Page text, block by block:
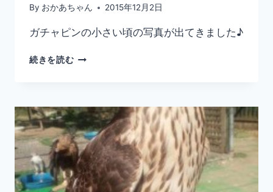
By おかあちゃん 2015年12月2日
ガチャピンの小さい頃の写真が出てきました♪
続きを読むシ
ロ
ウ
☆
ガ
チ
ャ
ピ